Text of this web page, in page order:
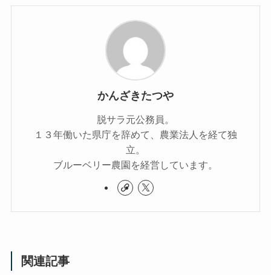
かんざきたつや
脱サラ元公務員。
１３年働いた県庁を辞めて、農業法人を経て独
立。
ブルーベリー農園を経営しています。
関連記事